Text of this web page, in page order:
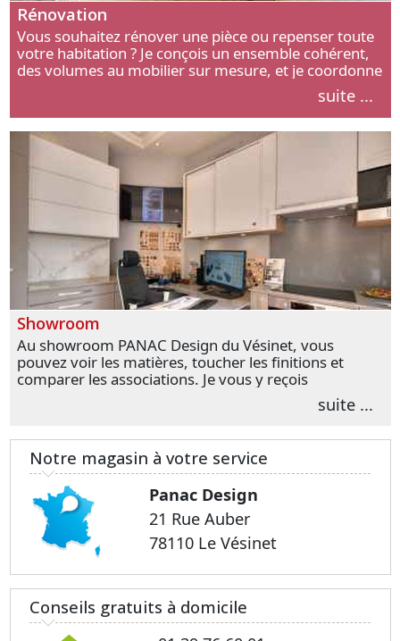
Rénovation
Vous souhaitez rénover une pièce ou repenser toute
votre habitation ? Je conçois un ensemble cohérent,
des volumes au mobilier sur mesure, et je coordonne
suite ...
Showroom
Au showroom PANAC Design du Vésinet, vous
pouvez voir les matières, toucher les finitions et
comparer les associations. Je vous y reçois
personnellement pour parler de votre projet et
transformer vos premières idées en choix plussuite ...
Notre magasin à votre service
Panac Design
21 Rue Auber
78110 Le Vésinet
Conseils gratuits à domicile